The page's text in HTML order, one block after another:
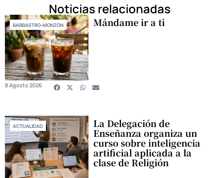
Noticias relacionadas
BARBASTRO-MONZÓN Mándame ir a ti
8 Agosto 2026
ACTUALIDAD La Delegación de
Enseñanza organiza un
curso sobre inteligencia
artificial aplicada a la
clase de Religión